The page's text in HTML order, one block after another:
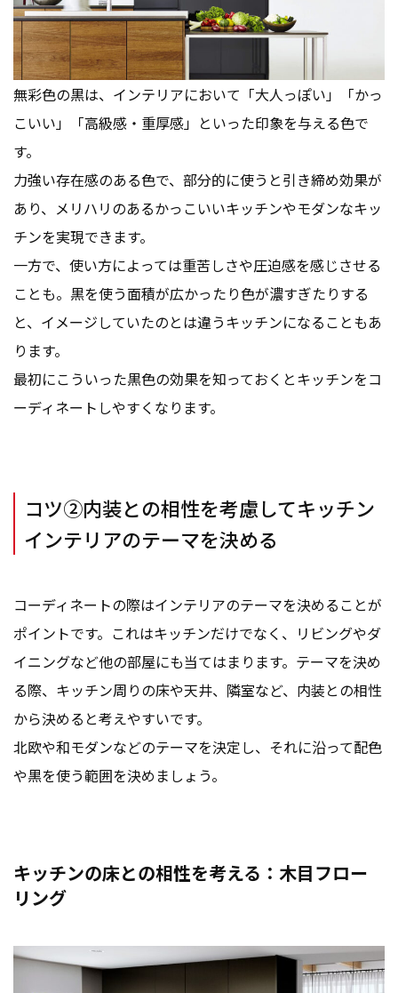
無彩色の黒は、インテリアにおいて「大人っぽい」「かっ
こいい」「高級感・重厚感」といった印象を与える色で
す。
力強い存在感のある色で、部分的に使うと引き締め効果が
あり、メリハリのあるかっこいいキッチンやモダンなキッ
チンを実現できます。
一方で、使い方によっては重苦しさや圧迫感を感じさせる
ことも。黒を使う面積が広かったり色が濃すぎたりする
と、イメージしていたのとは違うキッチンになることもあ
ります。
最初にこういった黒色の効果を知っておくとキッチンをコ
ーディネートしやすくなります。
コツ②内装との相性を考慮してキッチン
インテリアのテーマを決める
コーディネートの際はインテリアのテーマを決めることが
ポイントです。これはキッチンだけでなく、リビングやダ
イニングなど他の部屋にも当てはまります。テーマを決め
る際、キッチン周りの床や天井、隣室など、内装との相性
から決めると考えやすいです。
北欧や和モダンなどのテーマを決定し、それに沿って配色
や黒を使う範囲を決めましょう。
キッチンの床との相性を考える：木目フロー
リング